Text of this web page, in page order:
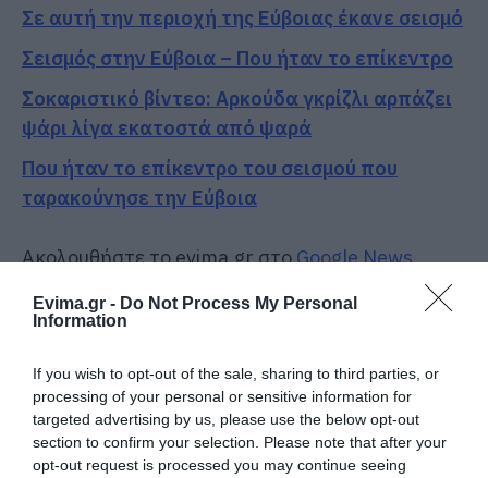
Evima.gr - Do Not Process My Personal
Information
If you wish to opt-out of the sale, sharing to third parties, or
processing of your personal or sensitive information for
targeted advertising by us, please use the below opt-out
section to confirm your selection. Please note that after your
opt-out request is processed you may continue seeing
Σε αυτή την περιοχή της Εύβοιας έκανε σεισμό
Σεισμός στην Εύβοια – Που ήταν το επίκεντρο
Σοκαριστικό βίντεο: Αρκούδα γκρίζλι αρπάζει
ψάρι λίγα εκατοστά από ψαρά
Που ήταν το επίκεντρο του σεισμού που
ταρακούνησε την Εύβοια
Ακολουθήστε το evima.gr στοGoogle News
Διαβάστε όλες τιςειδήσεις για την Εύβοια
Ελλάδακαι τονΚόσμοστοevima.gr
TAGS: #ΣΕΙΣΜΟΣ ΒΙΝΤΕΟ ΚΡΗΤΗ
ΡΟΗ ΕΙΔΗΣΕΩΝ